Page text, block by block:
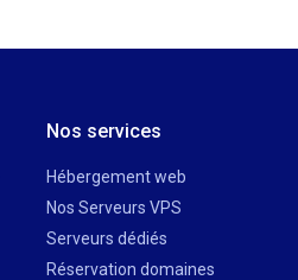
Nos services
Hébergement web
Nos Serveurs VPS
Serveurs dédiés
Réservation domaines